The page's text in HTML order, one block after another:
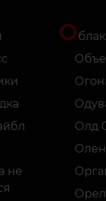
не
О
Олд
Орел